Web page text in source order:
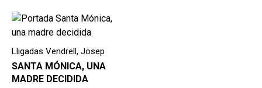
Lligadas Vendrell, Josep
SANTA MÓNICA, UNA
MADRE DECIDIDA